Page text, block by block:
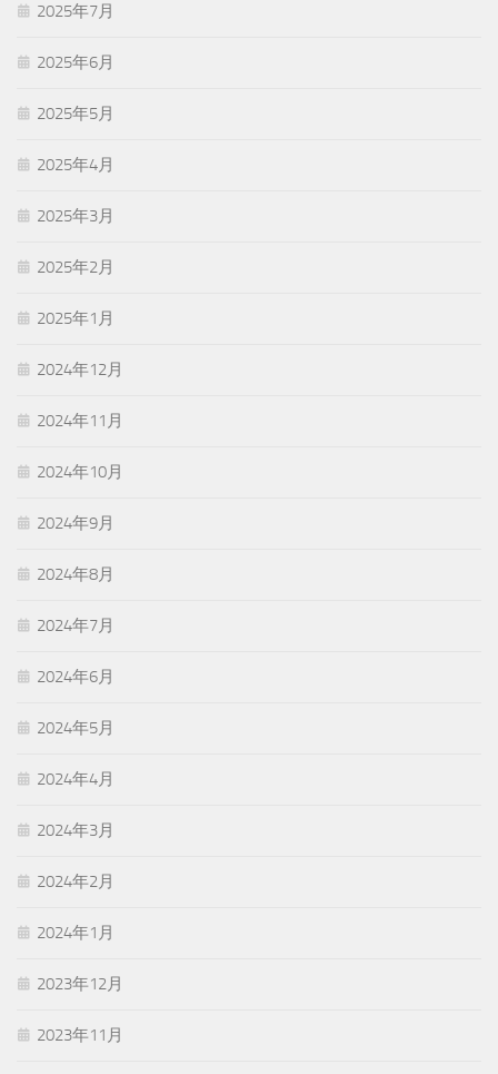
2025年7月
2025年6月
2025年5月
2025年4月
2025年3月
2025年2月
2025年1月
2024年12月
2024年11月
2024年10月
2024年9月
2024年8月
2024年7月
2024年6月
2024年5月
2024年4月
2024年3月
2024年2月
2024年1月
2023年12月
2023年11月